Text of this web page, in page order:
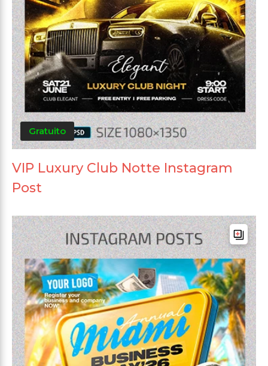
Gratuito
VIP Luxury Club Notte Instagram
Post